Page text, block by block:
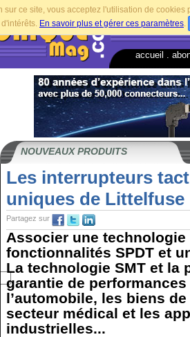
sur ce site, vous acceptez l'utilisation de
En savoir plus et gérer ces paramètres.
accueil
NOUVEAUX PRODUITS
Les interrupteurs
uniques de Littelfuse
Partagez sur
Associer une
fonctionnalités SPDT et
La technologie SMT et la
garantie de
l’automobile, les biens
secteur médical et les
industrielles...